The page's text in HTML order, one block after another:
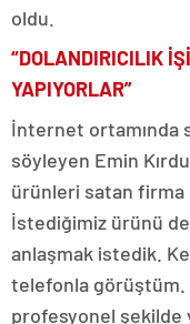
oldu.
“DOLANDIRICILIK
YAPIYORLAR”
İnternet ortamında
söyleyen Emin
ürünleri satan firma
İstediğimiz ürünü
anlaşmak istedik.
telefonla görüştüm.
profesyonel şekilde